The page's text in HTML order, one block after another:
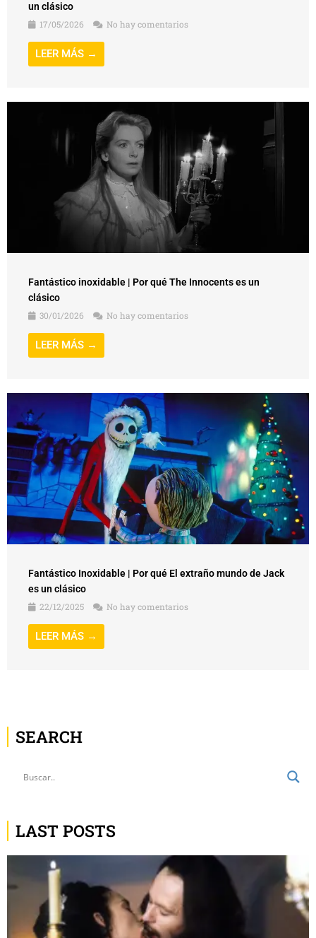
un clásico
17/05/2026
No hay comentarios
LEER MÁS →
Fantástico inoxidable | Por qué The Innocents es un
clásico
30/01/2026
No hay comentarios
LEER MÁS →
Fantástico Inoxidable | Por qué El extraño mundo de Jack
es un clásico
22/12/2025
No hay comentarios
LEER MÁS →
SEARCH
LAST POSTS